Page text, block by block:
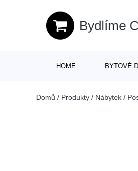
Bydlíme
HOME BYTOVÉ
Domů / Produkty / Nábytek /